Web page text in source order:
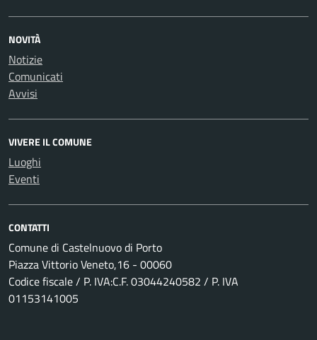
NOVITÀ
Notizie
Comunicati
Avvisi
VIVERE IL COMUNE
Luoghi
Eventi
CONTATTI
Comune di Castelnuovo di Porto
Piazza Vittorio Veneto,16 - 00060
Codice fiscale / P. IVA:C.F. 03044240582 / P. IVA
01153141005